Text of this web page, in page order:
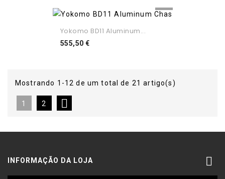
Yokomo BD11 Aluminum...
555,50 €Preço
Mostrando 1-12 de um total de 21 artigo(s)
1 2 
INFORMAÇÃO DA LOJA 